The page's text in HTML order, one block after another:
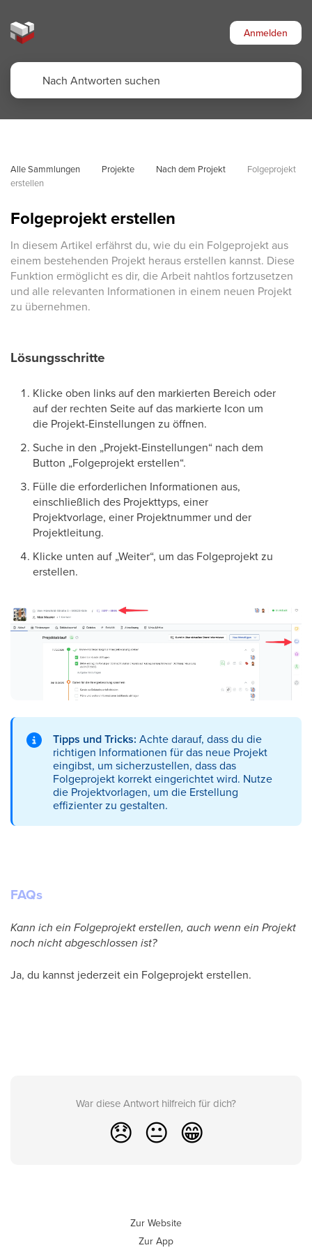
Anmelden
Alle Sammlungen Projekte Nach dem Projekt
Folgeprojekt
erstellen
Folgeprojekt erstellen
In diesem Artikel erfährst du, wie du ein Folgeprojekt aus
einem bestehenden Projekt heraus erstellen kannst. Diese
Funktion ermöglicht es dir, die Arbeit nahtlos fortzusetzen
und alle relevanten Informationen in einem neuen Projekt
zu übernehmen.
Lösungsschritte
Klicke oben links auf den markierten Bereich oder
auf der rechten Seite auf das markierte Icon um
die Projekt-Einstellungen zu öffnen.
Suche in den „Projekt-Einstellungen“ nach dem
Button „Folgeprojekt erstellen“.
Fülle die erforderlichen Informationen aus,
einschließlich des Projekttyps, einer
Projektvorlage, einer Projektnummer und der
Projektleitung.
Klicke unten auf „Weiter“, um das Folgeprojekt zu
erstellen.
Tipps und Tricks: Achte darauf, dass du die
richtigen Informationen für das neue Projekt
eingibst, um sicherzustellen, dass das
Folgeprojekt korrekt eingerichtet wird. Nutze
die Projektvorlagen, um die Erstellung
effizienter zu gestalten.
FAQs
Kann ich ein Folgeprojekt erstellen, auch wenn ein Projekt
noch nicht abgeschlossen ist?
Ja, du kannst jederzeit ein Folgeprojekt erstellen.
War diese Antwort hilfreich für dich?
😞 😐 😁
Zur Website
Zur App